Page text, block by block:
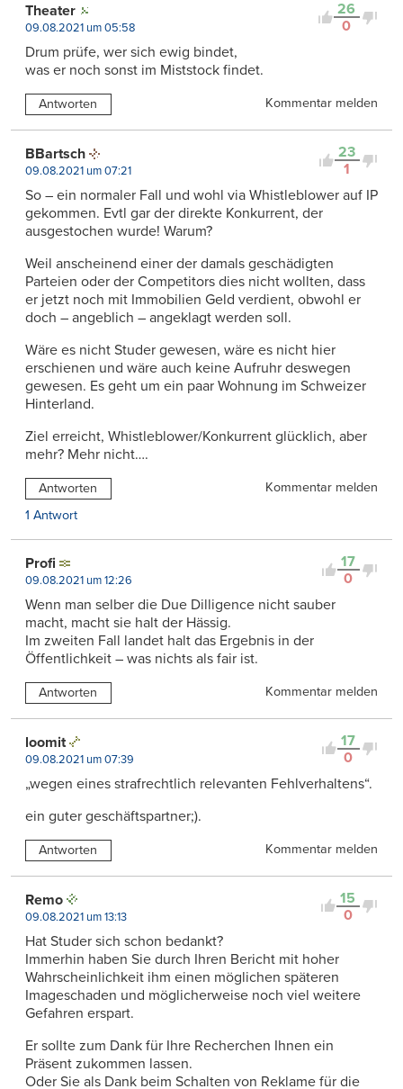
26
0
Theater
09.08.2021 um 05:58
Drum prüfe, wer sich ewig bindet,
was er noch sonst im Miststock findet.
Antworten Kommentar melden
23
1
BBartsch
09.08.2021 um 07:21
So – ein normaler Fall und wohl via Whistleblower auf IP
gekommen. Evtl gar der direkte Konkurrent, der
ausgestochen wurde! Warum?
Weil anscheinend einer der damals geschädigten
Parteien oder der Competitors dies nicht wollten, dass
er jetzt noch mit Immobilien Geld verdient, obwohl er
doch – angeblich – angeklagt werden soll.
Wäre es nicht Studer gewesen, wäre es nicht hier
erschienen und wäre auch keine Aufruhr deswegen
gewesen. Es geht um ein paar Wohnung im Schweizer
Hinterland.
Ziel erreicht, Whistleblower/Konkurrent glücklich, aber
mehr? Mehr nicht….
Antworten
Kommentar melden
1 Antwort
17
0
Profi
09.08.2021 um 12:26
Wenn man selber die Due Dilligence nicht sauber
macht, macht sie halt der Hässig.
Im zweiten Fall landet halt das Ergebnis in der
Öffentlichkeit – was nichts als fair ist.
Antworten Kommentar melden
17
0
loomit
09.08.2021 um 07:39
„wegen eines strafrechtlich relevanten Fehlverhaltens“.
ein guter geschäftspartner;).
Antworten Kommentar melden
15
0
Remo
09.08.2021 um 13:13
Hat Studer sich schon bedankt?
Immerhin haben Sie durch Ihren Bericht mit hoher
Wahrscheinlichkeit ihm einen möglichen späteren
Imageschaden und möglicherweise noch viel weitere
Gefahren erspart.
Er sollte zum Dank für Ihre Recherchen Ihnen ein
Präsent zukommen lassen.
Oder Sie als Dank beim Schalten von Reklame für die